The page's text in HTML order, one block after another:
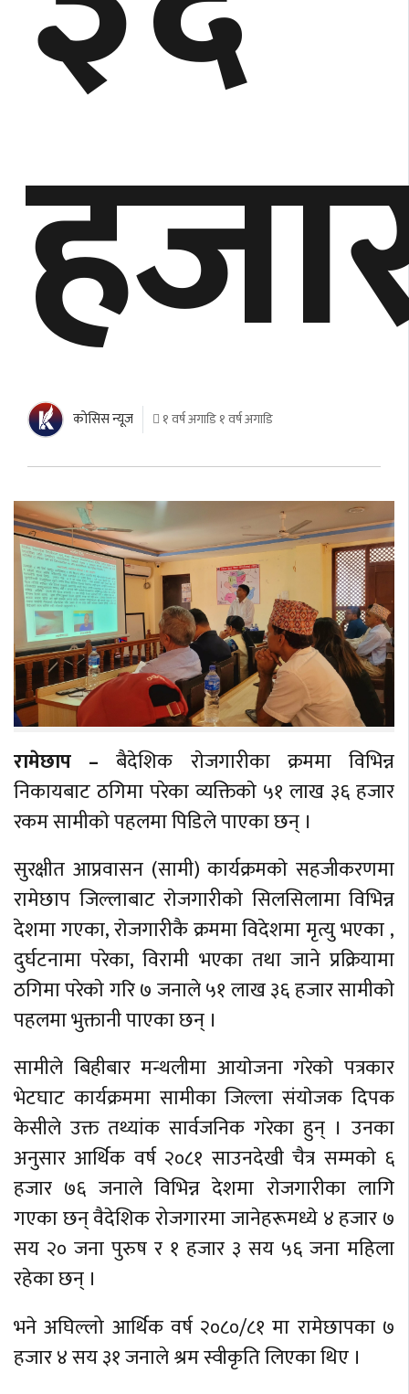
काेसिस न्यूज १ वर्ष अगाडि १ वर्ष अगाडि
रामेछाप – बैदेशिक राेजगारीका क्रममा विभिन्न
निकायबाट ठगिमा परेका व्यक्तिकाे ५१ लाख ३६ हजार
रकम सामीकाे पहलमा पिडिले पाएका छन् ।
सुरक्षीत आप्रवासन (सामी) कार्यक्रमकाे सहजीकरणमा
रामेछाप जिल्लाबाट राेजगारीकाे सिलसिलामा विभिन्न
देशमा गएका, राेजगारीकै क्रममा विदेशमा मृत्यु भएका ,
दुर्घटनामा परेका, विरामी भएका तथा जाने प्रक्रियामा
ठगिमा परेकाे गरि ७ जनाले ५१ लाख ३६ हजार सामीकाे
पहलमा भुक्तानी पाएका छन् ।
सामीले बिहीबार मन्थलीमा आयाेजना गरेकाे पत्रकार
भेटघाट कार्यक्रममा सामीका जिल्ला संयाेजक दिपक
केसीले उक्त तथ्यांक सार्वजनिक गरेका हुन् । उनका
अनुसार आर्थिक वर्ष २०८१ साउनदेखी चैत्र सम्मकाे ६
हजार ७६ जनाले विभिन्न देशमा राेजगारीका लागि
गएका छन् वैदेशिक रोजगारमा जानेहरूमध्ये ४ हजार ७
सय २० जना पुरुष र १ हजार ३ सय ५६ जना महिला
रहेका छन् ।
भने अघिल्लो आर्थिक वर्ष २०८०/८१ मा रामेछापका ७
हजार ४ सय ३१ जनाले श्रम स्वीकृति लिएका थिए ।